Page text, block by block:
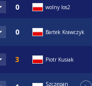
wolny los2
Bartek Krawczyk
Piotr Kusiak
Szczepan